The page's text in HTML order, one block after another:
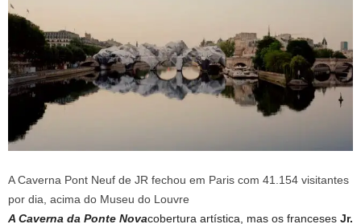
A Caverna Pont Neuf de JR fechou em Paris com 41.154 visitantes
por dia, acima do Museu do Louvre
A Caverna da Ponte Novacobertura artística, mas os franceses Jr.